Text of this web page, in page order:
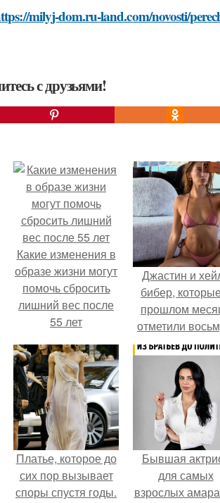
milyj-dom.ru-land.com/novosti/
с друзьями!
Какие изменения в
образе жизни могут
помочь сбросить
лишний вес после
55 лет
Джастин и
бибер,
прошлом
отметили
годовщину
помолвки,
новые фото
совместного
отдыха.
Платье, которое до
сих пор вызывает
споры спустя годы.
Бывшая
для самых
взрослых